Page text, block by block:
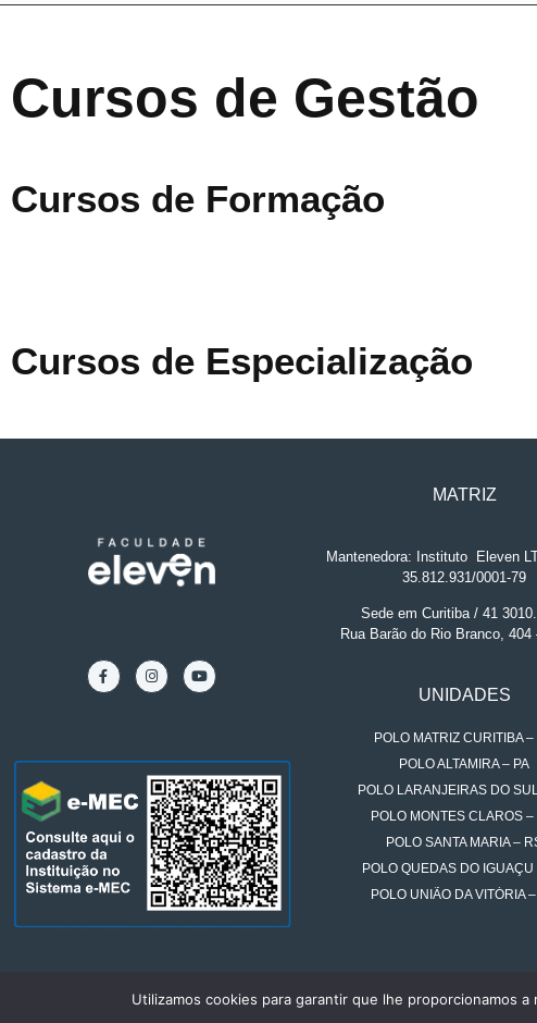
Cursos de Gestão
Cursos de Formação
Cursos de Especialização
MATRIZ
Mantenedora: Instituto.
Eleven
35.812.931/0001-79
Sede em Curitiba / 41
Rua Barão do Rio Branco, 404
UNIDADES
POLO MATRIZ CURITIBA –
POLO ALTAMIRA – PA
POLO LARANJEIRAS DO
POLO MONTES CLAROS –
POLO SANTA MARIA –
POLO QUEDAS DO IGUAÇU
POLO UNIÃO DA VITÓRIA
Utilizamos cookies para garantir que lhe proporcionamos